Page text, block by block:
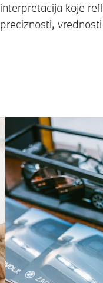
interpretacija koje
preciznosti,